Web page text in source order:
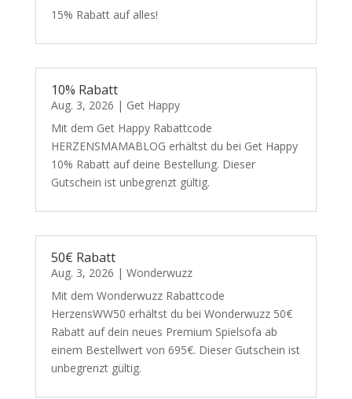
15% Rabatt auf alles!
10% Rabatt
Aug. 3, 2026 | Get Happy
Mit dem Get Happy Rabattcode
HERZENSMAMABLOG erhältst du bei Get Happy
10% Rabatt auf deine Bestellung. Dieser
Gutschein ist unbegrenzt gültig.
50€ Rabatt
Aug. 3, 2026 | Wonderwuzz
Mit dem Wonderwuzz Rabattcode
HerzensWW50 erhältst du bei Wonderwuzz 50€
Rabatt auf dein neues Premium Spielsofa ab
einem Bestellwert von 695€. Dieser Gutschein ist
unbegrenzt gültig.